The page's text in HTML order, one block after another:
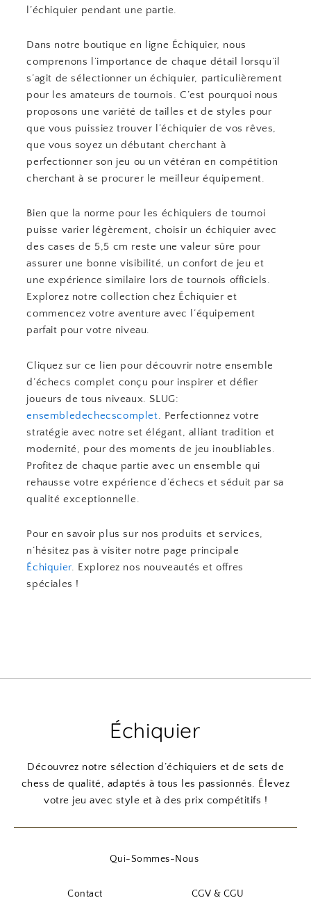
l’échiquier pendant une partie.
Dans notre boutique en ligne Échiquier, nous
comprenons l’importance de chaque détail lorsqu’il
s’agit de sélectionner un échiquier, particulièrement
pour les amateurs de tournois. C’est pourquoi nous
proposons une variété de tailles et de styles pour
que vous puissiez trouver l’échiquier de vos rêves,
que vous soyez un débutant cherchant à
perfectionner son jeu ou un vétéran en compétition
cherchant à se procurer le meilleur équipement.
Bien que la norme pour les échiquiers de tournoi
puisse varier légèrement, choisir un échiquier avec
des cases de 5,5 cm reste une valeur sûre pour
assurer une bonne visibilité, un confort de jeu et
une expérience similaire lors de tournois officiels.
Explorez notre collection chez Échiquier et
commencez votre aventure avec l’équipement
parfait pour votre niveau.
Cliquez sur ce lien pour découvrir notre ensemble
d’échecs complet conçu pour inspirer et défier
joueurs de tous niveaux. SLUG:
ensembledechecscomplet. Perfectionnez votre
stratégie avec notre set élégant, alliant tradition et
modernité, pour des moments de jeu inoubliables.
Profitez de chaque partie avec un ensemble qui
rehausse votre expérience d’échecs et séduit par sa
qualité exceptionnelle.
Pour en savoir plus sur nos produits et services,
n’hésitez pas à visiter notre page principale
Échiquier. Explorez nos nouveautés et offres
spéciales !
Échiquier
Découvrez notre sélection d’échiquiers et de sets de
chess de qualité, adaptés à tous les passionnés. Élevez
votre jeu avec style et à des prix compétitifs !
Qui-Sommes-Nous
Contact CGV & CGU